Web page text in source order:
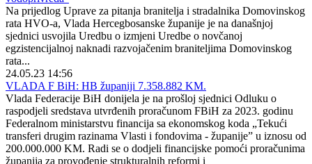
Na prijedlog Uprave za pitanja branitelja i stradalnika Domovinskog
rata HVO-a, Vlada Hercegbosanske županije je na današnjoj
sjednici usvojila Uredbu o izmjeni Uredbe o novčanoj
egzistencijalnoj naknadi razvojačenim braniteljima Domovinskog
rata...
24.05.23 14:56
VLADA F BiH: HB županiji 7.358.882 KM.
Vlada Federacije BiH donijela je na prošloj sjednici Odluku o
raspodjeli sredstava utvrđenih proračunom FBiH za 2023. godinu
Federalnom ministarstvu financija sa ekonomskog koda „Tekući
transferi drugim razinama Vlasti i fondovima - županije” u iznosu od
200.000.000 KM. Radi se o dodjeli financijske pomoći proračunima
županija za provođenje strukturalnih reformi i